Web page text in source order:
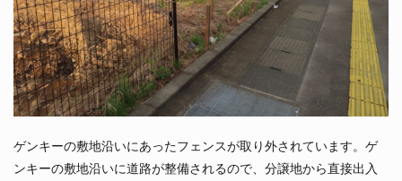
ゲンキーの敷地沿いにあったフェンスが取り外されています。ゲ
ンキーの敷地沿いに道路が整備されるので、分譲地から直接出入